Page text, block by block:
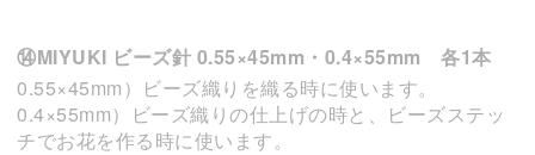
⑭MIYUKI ビーズ針 0.55×45mm・0.4×55mm 各1本
0.55×45mm）ビーズ織りを織る時に使います。
0.4×55mm）ビーズ織りの仕上げの時と、ビーズステッ
チでお花を作る時に使います。